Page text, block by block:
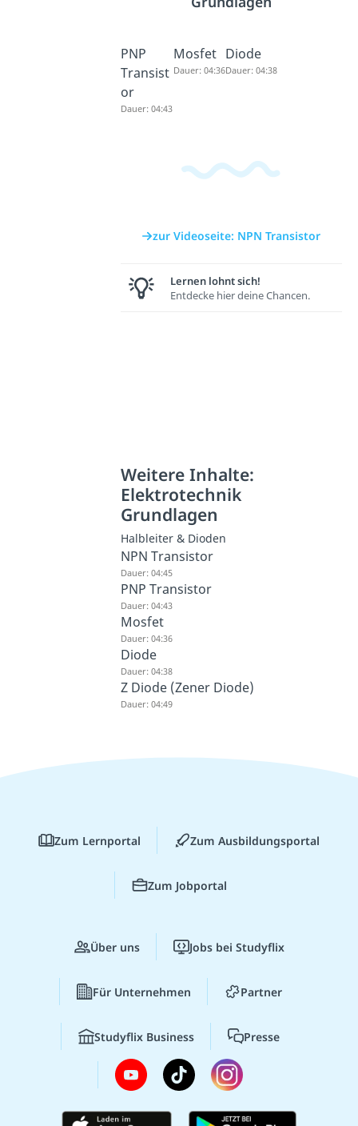
PNP
Transist
or
Dauer: 04:43
Mosfet
Dauer: 04:36
Diode
Dauer: 04:38
zur Videoseite: NPN Transistor
Lernen lohnt sich!
Entdecke hier deine Chancen.
Weitere Inhalte:
Elektrotechnik
Grundlagen
Halbleiter & Dioden
NPN Transistor
Dauer: 04:45
PNP Transistor
Dauer: 04:43
Mosfet
Dauer: 04:36
Diode
Dauer: 04:38
Z Diode (Zener Diode)
Dauer: 04:49
Zum Lernportal Zum Ausbildungsportal
Zum Jobportal
Über uns Jobs bei Studyflix
Für Unternehmen Partner
Studyflix Business Presse